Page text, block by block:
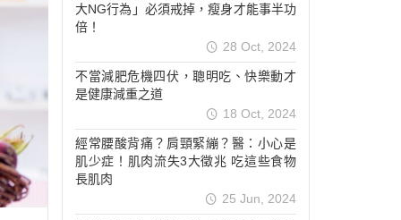
大NG行為」必須戒掉，瘦身才能事半功
倍！
28 Oct, 2024
不當減肥危機四伏，聰明吃、快樂動才
是健康減重之道
18 Oct, 2024
經常腰酸背痛？肩頸緊繃？醫：小心是
肌少症！肌肉流失3大徵兆 吃這些食物
長肌肉
25 Jun, 2024